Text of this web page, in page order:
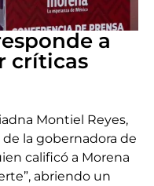
a
críticas
Montiel Reyes,
la gobernadora de
calificó a Morena
abriendo un